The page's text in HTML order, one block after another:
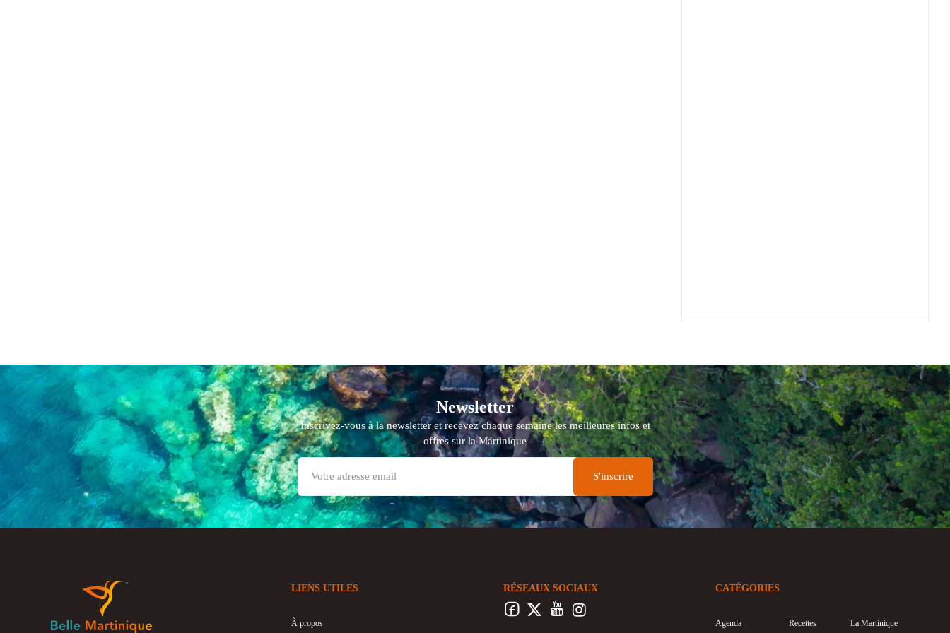
Newsletter
Inscrivez-vous à la newsletter et recevez chaque semaine les meilleures infos et
offres sur la Martinique
LIENS UTILES
À propos
RÉSEAUX SOCIAUX CATÉGORIES
Agenda Recettes La Martinique